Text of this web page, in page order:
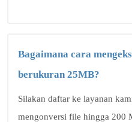
Bagaimana cara
berukuran 25MB?
Silakan daftar ke layanan
mengonversi file hingga 200